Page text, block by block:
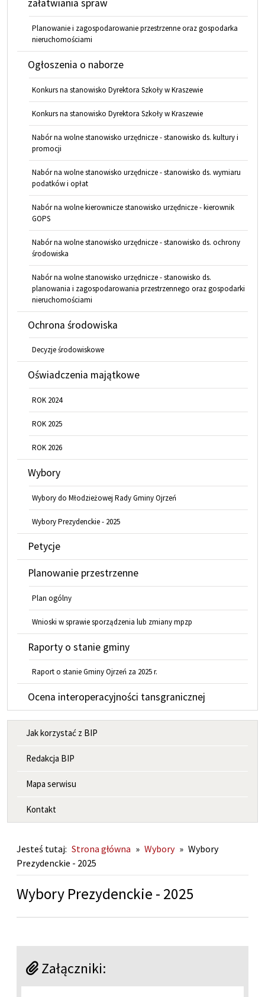
załatwiania spraw
Planowanie i zagospodarowanie przestrzenne oraz gospodarka
nieruchomościami
Ogłoszenia o naborze
Konkurs na stanowisko Dyrektora Szkoły w Kraszewie
Konkurs na stanowisko Dyrektora Szkoły w Kraszewie
Nabór na wolne stanowisko urzędnicze - stanowisko ds. kultury i
promocji
Nabór na wolne stanowisko urzędnicze - stanowisko ds. wymiaru
podatków i opłat
Nabór na wolne kierownicze stanowisko urzędnicze - kierownik
GOPS
Nabór na wolne stanowisko urzędnicze - stanowisko ds. ochrony
środowiska
Nabór na wolne stanowisko urzędnicze - stanowisko ds.
planowania i zagospodarowania przestrzennego oraz gospodarki
nieruchomościami
Ochrona środowiska
Decyzje środowiskowe
Oświadczenia majątkowe
ROK 2024
ROK 2025
ROK 2026
Wybory
Wybory do Młodzieżowej Rady Gminy Ojrzeń
Wybory Prezydenckie - 2025
Petycje
Planowanie przestrzenne
Plan ogólny
Wnioski w sprawie sporządzenia lub zmiany mpzp
Raporty o stanie gminy
Raport o stanie Gminy Ojrzeń za 2025 r.
Ocena interoperacyjności tansgranicznej
MENU INFORMACYJNE
Jak korzystać z BIP
Redakcja BIP
Mapa serwisu
Kontakt
Jesteś tutaj: Strona główna » Wybory » Wybory
Prezydenckie - 2025
Wybory Prezydenckie - 2025
Załączniki: